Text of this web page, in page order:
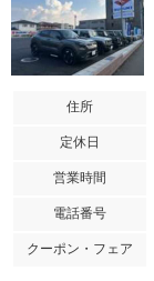
住所
定休日
営業時間
電話番号
クーポン・フェア